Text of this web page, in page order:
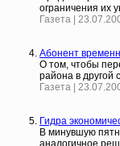
ограничения их
Газета |
Абонент
О том, чтобы
района в
Газета |
Гидра
В минувшую
аналогичное